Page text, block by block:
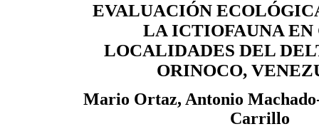
EVALUACIÓN
LA ICTIOFAUNA EN
LOCALIDADES DEL
ORINOCO,
Mario Ortaz, Antonio
Carrillo